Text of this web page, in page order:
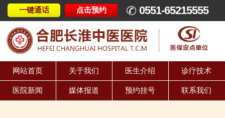
一键通话 点击预约 0551-65215555
网站首页 关于我们 医生介绍 诊疗技术
医院新闻 媒体报道 预约挂号 联系我们